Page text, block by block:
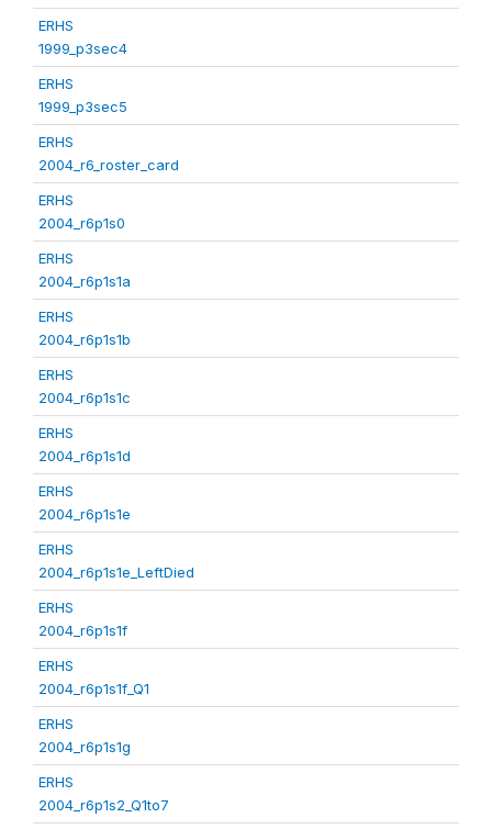
ERHS
1999_p3sec4
ERHS
1999_p3sec5
ERHS
2004_r6_roster_card
ERHS
2004_r6p1s0
ERHS
2004_r6p1s1a
ERHS
2004_r6p1s1b
ERHS
2004_r6p1s1c
ERHS
2004_r6p1s1d
ERHS
2004_r6p1s1e
ERHS
2004_r6p1s1e_LeftDied
ERHS
2004_r6p1s1f
ERHS
2004_r6p1s1f_Q1
ERHS
2004_r6p1s1g
ERHS
2004_r6p1s2_Q1to7